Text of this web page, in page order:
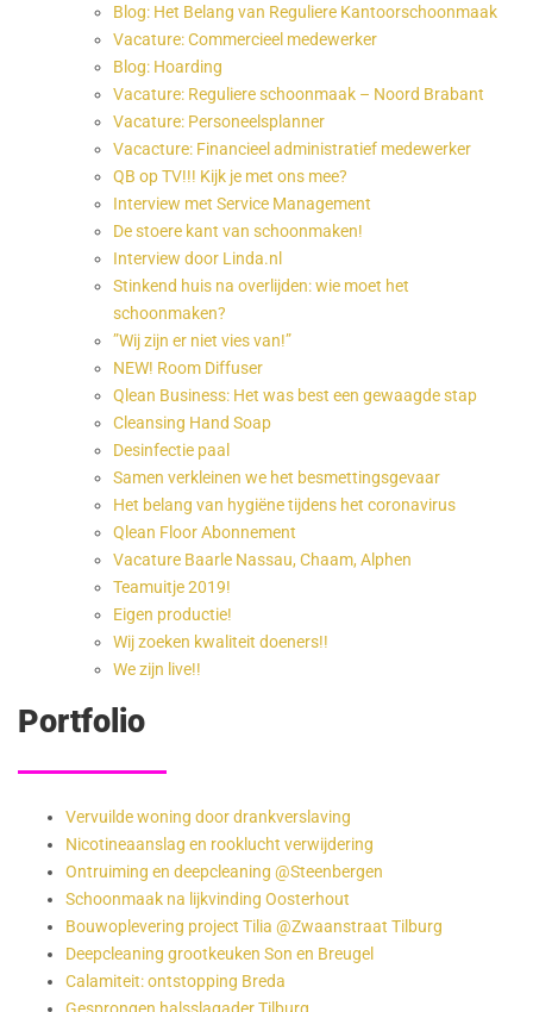
Blog: Het Belang van Reguliere Kantoorschoonmaak
Vacature: Commercieel medewerker
Blog: Hoarding
Vacature: Reguliere schoonmaak – Noord Brabant
Vacature: Personeelsplanner
Vacacture: Financieel administratief medewerker
QB op TV!!! Kijk je met ons mee?
Interview met Service Management
De stoere kant van schoonmaken!
Interview door Linda.nl
Stinkend huis na overlijden: wie moet het
schoonmaken?
”Wij zijn er niet vies van!”
NEW! Room Diffuser
Qlean Business: Het was best een gewaagde stap
Cleansing Hand Soap
Desinfectie paal
Samen verkleinen we het besmettingsgevaar
Het belang van hygiëne tijdens het coronavirus
Qlean Floor Abonnement
Vacature Baarle Nassau, Chaam, Alphen
Teamuitje 2019!
Eigen productie!
Wij zoeken kwaliteit doeners!!
We zijn live!!
Portfolio
Vervuilde woning door drankverslaving
Nicotineaanslag en rooklucht verwijdering
Ontruiming en deepcleaning @Steenbergen
Schoonmaak na lijkvinding Oosterhout
Bouwoplevering project Tilia @Zwaanstraat Tilburg
Deepcleaning grootkeuken Son en Breugel
Calamiteit: ontstopping Breda